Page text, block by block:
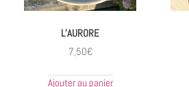
L’AURORE
7,50€
Ajouter au panier